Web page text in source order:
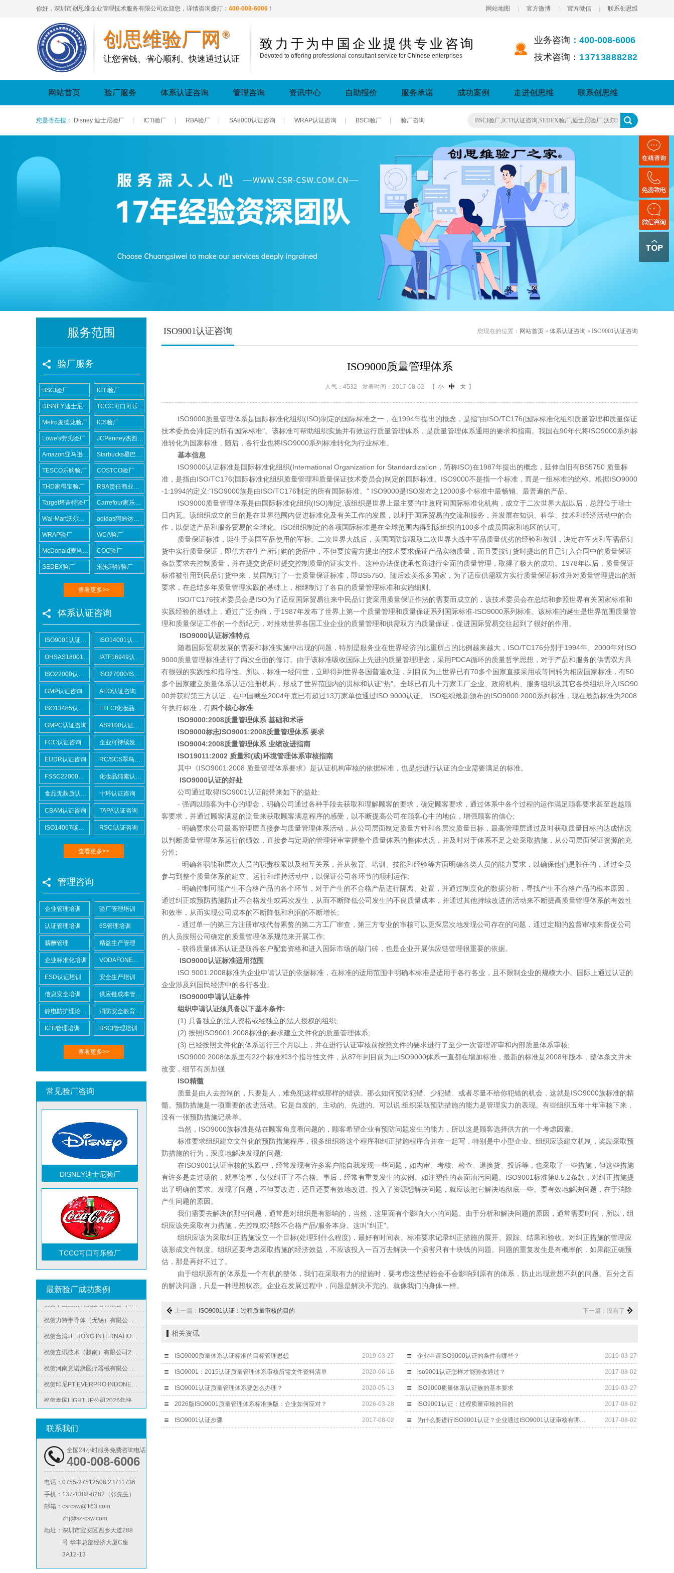
你好，深圳市创思维企业管理技术服务有限公司欢迎您，详情咨询拨打： 400-008-6006 ！ 网站地图 官方微博 官方微信 联系创思维
创思维验厂网 ®
让您省钱、省心顺利、快速通过认证
致力于为中国企业提供专业咨询
Devoted to offering professional consultant service for Chinese enterprises
业务咨询 ：400-008-6006
技术咨询： 13713888282
网站首页 验厂服务 体系认证咨询 管理咨询 资讯中心 自助报价 服务承诺 成功案例 走进创思维 联系创思维
您是否在搜： Disney 迪士尼验厂 ICTI验厂 RBA验厂 SA8000认证咨询 WRAP认证咨询 BSCI验厂 验厂咨询
服务范围
验厂服务
BSCI验厂 ICTI验厂
DISNEY迪士尼验厂 TCCC可口可乐验厂
Metro麦德龙验厂 ICS验厂
Lowe's劳氏验厂 JCPenney杰西潘尼验厂
Amazon亚马逊验厂 Starbucks星巴克验厂
TESCO乐购验厂 COSTCO验厂
THD家得宝验厂 RBA责任商业联盟认证咨询
Target塔吉特验厂 Carrefour家乐福验厂
Wal-Mart沃尔玛验厂 adidas阿迪达斯验厂
WRAP验厂 WCA验厂
McDonald麦当劳验厂 COC验厂
SEDEX验厂 泡泡玛特验厂
查看更多>>
体系认证咨询
ISO9001认证咨询 ISO14001认证咨询
OHSAS18001认证咨询 IATF16949认证咨询
ISO22000认证咨询 ISO27000/ISO27001认证咨询
GMP认证咨询 AEO认证咨询
ISO13485认证咨询 EFFCI化妆品原料认证咨询
GMPC认证咨询 AS9100认证咨询
FCC认证咨询 企业可持续发展SCORE认证咨询
EUDR认证咨询 RC/SCS翠鸟认证咨询
FSSC22000认证咨询 化妆品纯素认证咨询
食品无麸质认证咨询 十环认证咨询
CBAM认证咨询 TAPA认证咨询
ISO14067碳足迹 RSCI认证咨询
查看更多>>
管理咨询
企业管理培训 验厂管理培训
认证管理培训 6S管理培训
薪酬管理 精益生产管理
企业标准化培训 VODAFONE认证知识培训
ESD认证培训 安全生产培训
信息安全培训 供应链成本管控培训
静电防护理论培训 消防安全教育培训
ICTI管理培训 BSCI管理培训
查看更多>>
常见验厂咨询
Lowe's劳氏验厂
BSCI验厂
ICTI验厂
DISNEY迪士尼验厂
TCCC可口可乐验厂
Metro麦德龙验厂
ICS验厂
Lowe's劳氏验厂
BSCI验厂
最新验厂成功案例
祝贺越南达方电子科技有限责任公司2026年快速通过RBA-VAP审核并取得178分银牌
祝贺力特半导体（无锡）有限公司2026年快速通过RBA-VAP认证审核并取得170.2分
祝贺台湾JE HONG INTERNATIONAL TEXTILE CO., LTD 2026年快速通过GRS认证
祝贺立讯技术（越南）有限公司2026年快速通过RBA-VAP认证审核，斩获金牌评级！
祝贺河南意诺康医疗器械有限公司2026年快速通过GMP认证
祝贺印尼PT EVERPRO INDONESIA TECHNOLOGIES公司2026年快速通过RBA-VAP审核
祝贺泰国LIGHTUP公司2026年快速通过SCAN验厂审核并取得99分
祝贺深圳景丰顺手袋有限公司2026年快速通过SGS-GRS认证
祝贺中山蓝晨科技股份有限公司2026年快速通过BSCI验厂-B级
祝贺力特半导体（无锡）有限公司2026年快速通过RBA-VAP认证审核并取得170.2分
祝贺台湾JE HONG INTERNATIONAL TEXTILE CO., LTD 2026年快速通过GRS认证
联系我们
全国24小时服务免费咨询电话
400-008-6006
电话： 0755-27512508 23711736
手机： 137-1388-8282（张先生）
邮箱： csrcsw@163.com
zhj@sz-csw.com
地址： 深圳市宝安区西乡大道288
号 华丰总部经济大厦C座
3A12-13
ISO9001认证咨询 您现在的位置： 网站首页 » 体系认证咨询 » ISO9001认证咨询
ISO9000质量管理体系
人气：4532 发表时间：2017-08-02 【 小 中 大 】
ISO9000质量管理体系是国际标准化组织(ISO)制定的国际标准之一，在1994年提出的概念，是指"由ISO/TC176(国际标准化组织质量管理和质量保证
技术委员会)制定的所有国际标准"。该标准可帮助组织实施并有效运行质量管理体系，是质量管理体系通用的要求和指南。我国在90年代将ISO9000系列标
准转化为国家标准，随后，各行业也将ISO9000系列标准转化为行业标准。
基本信息
ISO9000认证标准是国际标准化组织(International Organization for Standardization，简称ISO)在1987年提出的概念，延伸自旧有BS5750 质量标
准，是指由ISO/TC176(国际标准化组织质量管理和质量保证技术委员会)制定的国际标准。ISO9000不是指一个标准，而是一组标准的统称。根据ISO9000
-1:1994的定义:"ISO9000族是由ISO/TC176制定的所有国际标准。" ISO9000是ISO发布之12000多个标准中最畅销、最普遍的产品。
ISO9000质量管理体系是由国际标准化组织(ISO)制定,该组织是世界上最主要的非政府间国际标准化机构，成立于二次世界大战以后，总部位于瑞士
日内瓦。该组织成立的目的是在世界范围内促进标准化及有关工作的发展，以利于国际贸易的交流和服务，并发展在知识、科学、技术和经济活动中的合
作，以促进产品和服务贸易的全球化。ISO组织制定的各项国际标准是在全球范围内得到该组织的100多个成员国家和地区的认可。
质量保证标准，诞生于美国军品使用的军标。二次世界大战后，美国国防部吸取二次世界大战中军品质量优劣的经验和教训，决定在军火和军需品订
货中实行质量保证，即供方在生产所订购的货品中，不但要按需方提出的技术要求保证产品实物质量，而且要按订货时提出的且已订入合同中的质量保证
条款要求去控制质量，并在提交货品时提交控制质量的证实文件。这种办法促使承包商进行全面的质量管理，取得了极大的成功。1978年以后，质量保证
标准被引用到民品订货中来，英国制订了一套质量保证标准，即BS5750。随后欧美很多国家，为了适应供需双方实行质量保证标准并对质量管理提出的新
要求，在总结多年质量管理实践的基础上，相继制订了各自的质量管理标准和实施细则。
ISO/TC176技术委员会是ISO为了适应国际贸易往来中民品订货采用质量保证作法的需要而成立的，该技术委员会在总结和参照世界有关国家标准和
实践经验的基础上，通过广泛协商，于1987年发布了世界上第一个质量管理和质量保证系列国际标准-ISO9000系列标准。该标准的诞生是世界范围质量管
理和质量保证工作的一个新纪元，对推动世界各国工业企业的质量管理和供需双方的质量保证，促进国际贸易交往起到了很好的作用。
ISO9000认证标准特点
随着国际贸易发展的需要和标准实施中出现的问题，特别是服务业在世界经济的比重所占的比例越来越大，ISO/TC176分别于1994年、2000年对ISO
9000质量管理标准进行了两次全面的修订。由于该标准吸收国际上先进的质量管理理念，采用PDCA循环的质量哲学思想，对于产品和服务的供需双方具
有很强的实践性和指导性。所以，标准一经问世，立即得到世界各国普遍欢迎，到目前为止世界已有70多个国家直接采用或等同转为相应国家标准，有50
多个国家建立质量体系认证/注册机构，形成了世界范围内的贯标和认证"热"。全球已有几十万家工厂企业、政府机构、服务组织及其它各类组织导入ISO90
00并获得第三方认证，在中国截至2004年底已有超过13万家单位通过ISO 9000认证。 ISO组织最新颁布的ISO9000:2000系列标准，现在最新标准为2008
年执行标准，有四个核心标准:
ISO9000:2008质量管理体系 基础和术语
ISO9000标志ISO9001:2008质量管理体系 要求
ISO9004:2008质量管理体系 业绩改进指南
ISO19011:2002 质量和(或)环境管理体系审核指南
其中《ISO9001:2008 质量管理体系要求》是认证机构审核的依据标准，也是想进行认证的企业需要满足的标准。
ISO9000认证的好处
公司通过取得ISO9001认证能带来如下的益处:
- 强调以顾客为中心的理念，明确公司通过各种手段去获取和理解顾客的要求，确定顾客要求，通过体系中各个过程的运作满足顾客要求甚至超越顾
客要求，并通过顾客满意的测量来获取顾客满意程序的感受，以不断提高公司在顾客心中的地位，增强顾客的信心;
- 明确要求公司最高管理层直接参与质量管理体系活动，从公司层面制定质量方针和各层次质量目标，最高管理层通过及时获取质量目标的达成情况
以判断质量管理体系运行的绩效，直接参与定期的管理评审掌握整个质量体系的整体状况，并及时对于体系不足之处采取措施，从公司层面保证资源的充
分性;
- 明确各职能和层次人员的职责权限以及相互关系，并从教育、培训、技能和经验等方面明确各类人员的能力要求，以确保他们是胜任的，通过全员
参与到整个质量体系的建立、运行和维持活动中，以保证公司各环节的顺利运作;
- 明确控制可能产生不合格产品的各个环节，对于产生的不合格产品进行隔离、处置，并通过制度化的数据分析，寻找产生不合格产品的根本原因，
通过纠正或预防措施防止不合格发生或再次发生，从而不断降低公司发生的不良质量成本，并通过其他持续改进的活动来不断提高质量管理体系的有效性
和效率，从而实现公司成本的不断降低和利润的不断增长;
- 通过单一的第三方注册审核代替累赘的第二方工厂审查，第三方专业的审核可以更深层次地发现公司存在的问题，通过定期的监督审核来督促公司
的人员按照公司确定的质量管理体系规范来开展工作;
- 获得质量体系认证是取得客户配套资格和进入国际市场的敲门砖，也是企业开展供应链管理很重要的依据。
ISO9000认证标准适用范围
ISO 9001:2008标准为企业申请认证的依据标准，在标准的适用范围中明确本标准是适用于各行各业，且不限制企业的规模大小。国际上通过认证的
企业涉及到国民经济中的各行各业。
ISO9000申请认证条件
组织申请认证须具备以下基本条件:
(1) 具备独立的法人资格或经独立的法人授权的组织;
(2) 按照ISO9001:2008标准的要求建立文件化的质量管理体系;
(3) 已经按照文件化的体系运行三个月以上，并在进行认证审核前按照文件的要求进行了至少一次管理评审和内部质量体系审核;
ISO9000:2008体系里有22个标准和3个指导性文件，从87年到目前为止ISO9000体系一直都在增加标准，最新的标准是2008年版本，整体条文并未
改变，细节有所加强
ISO精髓
质量是由人去控制的，只要是人，难免犯这样或那样的错误。那么如何预防犯错、少犯错、或者尽量不给你犯错的机会，这就是ISO9000族标准的精
髓。预防措施是一项重要的改进活动。它是自发的、主动的、先进的。可以说:组织采取预防措施的能力是管理实力的表现。有些组织五年十年审核下来，
没有一张预防措施记录单。
当然，ISO9000族标准是站在顾客角度看问题的，顾客希望企业有预防问题发生的能力，所以这是顾客选择供方的一个考虑因素。
标准要求组织建立文件化的预防措施程序，很多组织将这个程序和纠正措施程序合并在一起写，特别是中小型企业。组织应该建立机制，奖励采取预
防措施的行为，深度地解决发现的问题:
在ISO9001认证审核的实践中，经常发现有许多客户能自我发现一些问题，如内审、考核、检查、退换货、投诉等，也采取了一些措施，但这些措施
有许多是走过场的，就事论事，仅仅纠正了不合格。事后，经常有重复发生的实例。如注塑件的表面油污问题。ISO9001标准第8.5.2条款，对纠正措施提
出了明确的要求。发现了问题，不但要改进，还且还要有效地改进。投入了资源想解决问题，就应该把它解决地彻底一些。要有效地解决问题，在于消除
产生问题的原因。
我们需要去解决的那些问题，通常是对组织是有影响的，当然，这里面有个影响大小的问题。由于分析和解决问题的原因，通常需要时间，所以，组
织应该先采取有力措施，先控制或消除不合格产品/服务本身。这叫"纠正"。
组织应该为采取纠正措施设立一个目标(处理到什么程度)，最好有时间表。标准要求记录纠正措施的展开、跟踪、结果和验收。对纠正措施的管理应
该形成文件制度。组织还要考虑采取措施的经济效益，不应该投入一百万去解决一个损害只有十块钱的问题。问题的重复发生是有概率的，如果能正确预
估，那是再好不过了。
由于组织原有的体系是一个有机的整体，我们在采取有力的措施时，要考虑这些措施会不会影响到原有的体系，防止出现意想不到的问题。百分之百
的解决问题，只是一种理想状态。企业在发展过程中，问题是解决不完的。就像我们的身体一样。
上一篇： ISO9001认证：过程质量审核的目的 下一篇：没有了
相关资讯
ISO9000质量体系认证标准的目标管理思想 2019-03-27 企业申请ISO9000认证的条件有哪些？ 2019-03-27
ISO9001：2015认证质量管理体系审核所需文件资料清单 2020-06-16 iso9001认证怎样才能验收通过？ 2017-08-02
ISO9001认证质量管理体系要怎么办理？ 2020-05-13 ISO9000质量体系认证族的基本要求 2019-03-27
2026版ISO9001质量管理体系标准换版：企业如何应对？ 2026-03-28 ISO9001认证：过程质量审核的目的 2017-08-02
ISO9001认证步骤 2017-08-02 为什么要进行ISO9001认证？企业通过ISO9001认证审核有哪些好处呢？ 2017-08-02